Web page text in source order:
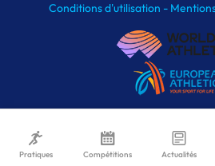
Conditions d'utilisation -
Pratiques Compétitions Actualités